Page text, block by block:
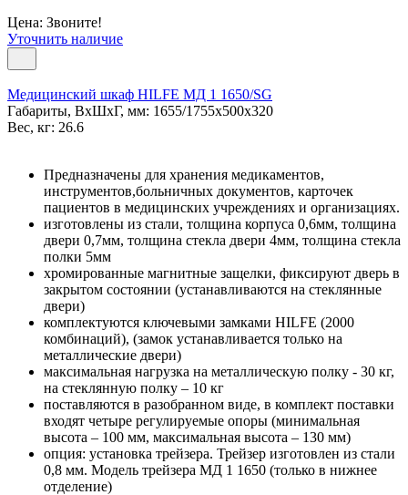
Цена: Звоните!
Уточнить наличие
Медицинский шкаф HILFE МД 1 1650/SG
Габариты, ВxШxГ, мм: 1655/1755x500x320
Вес, кг: 26.6
Предназначены для хранения медикаментов,
инструментов,больничных документов, карточек
пациентов в медицинских учреждениях и организациях.
изготовлены из стали, толщина корпуса 0,6мм, толщина
двери 0,7мм, толщина стекла двери 4мм, толщина стекла
полки 5мм
хромированные магнитные защелки, фиксируют дверь в
закрытом состоянии (устанавливаются на стеклянные
двери)
комплектуются ключевыми замками HILFE (2000
комбинаций), (замок устанавливается только на
металлические двери)
максимальная нагрузка на металлическую полку - 30 кг,
на стеклянную полку – 10 кг
поставляются в разобранном виде, в комплект поставки
входят четыре регулируемые опоры (минимальная
высота – 100 мм, максимальная высота – 130 мм)
опция: установка трейзера. Трейзер изготовлен из стали
0,8 мм. Модель трейзера МД 1 1650 (только в нижнее
отделение)